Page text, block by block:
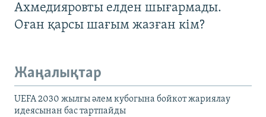
Ахмедияровты елден шығармады.
Оған қарсы шағым жазған кім?
Жаңалықтар
UEFA 2030 жылғы әлем кубогына бойкот жариялау
идеясынан бас тартпайды